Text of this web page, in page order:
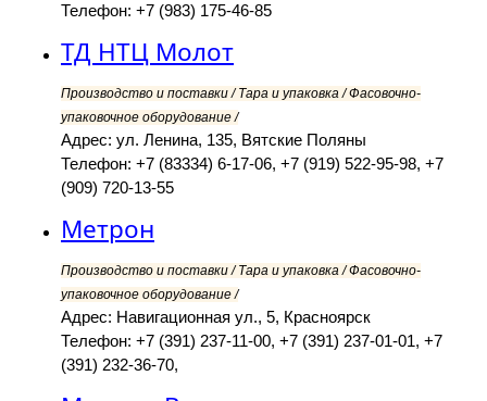
Телефон: +7 (983) 175-46-85
ТД НТЦ Молот
Производство и поставки / Тара и упаковка / Фасовочно-
упаковочное оборудование /
Адрес: ул. Ленина, 135, Вятские Поляны
Телефон: +7 (83334) 6-17-06, +7 (919) 522-95-98, +7
(909) 720-13-55
Метрон
Производство и поставки / Тара и упаковка / Фасовочно-
упаковочное оборудование /
Адрес: Навигационная ул., 5, Красноярск
Телефон: +7 (391) 237-11-00, +7 (391) 237-01-01, +7
(391) 232-36-70,